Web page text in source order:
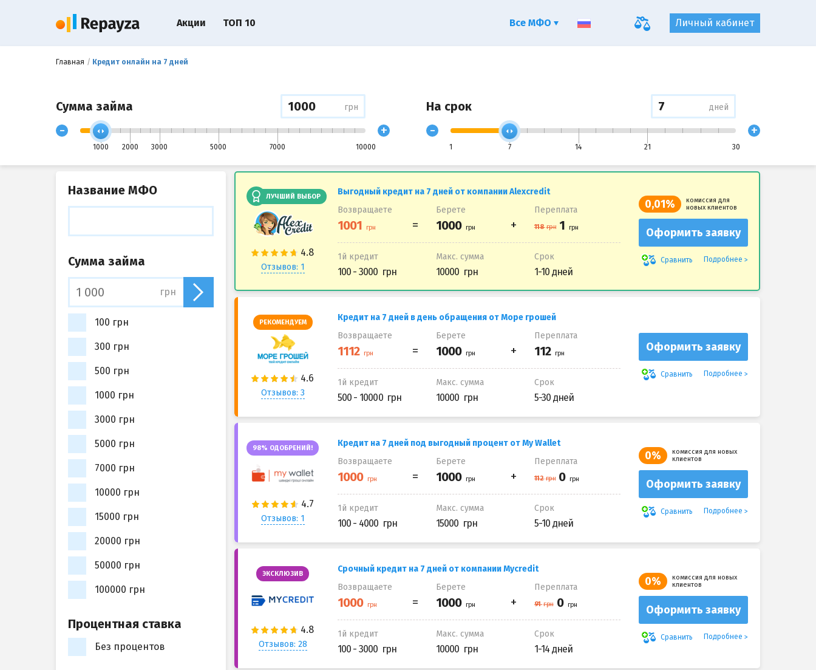
Главная Кредит онлайн на 7 дней
Сумма займа грн
-
1000 2000 3000 5000 7000 10000
+
На срок дней
-
1 7 14 21 30
+
ЛУЧШИЙ ВЫБОР
Отзывов: 1
Выгодный кредит на 7 дней от компании Alexcredit
Возвращаете
Берете Переплата
1й кредит
100 - 3000
Макс. сумма
10000
Срок
1-10 дней
0,01%
комиссия для
новых клиентов
Оформить заявку
Сравнить Подробнее
РЕКОМЕНДУЕМ
Отзывов: 3
Кредит на 7 дней в день обращения от Море грошей
Возвращаете
Берете Переплата
1й кредит
500 - 10000
Макс. сумма
10000
Срок
5-30 дней
Оформить заявку
Сравнить Подробнее
98% ОДОБРЕНИЙ!
Отзывов: 1
Кредит на 7 дней под выгодный процент от My Wallet
Возвращаете
Берете Переплата
1й кредит
100 - 4000
Макс. сумма
15000
Срок
5-10 дней
0%
комиссия для новых
клиентов
Оформить заявку
Сравнить Подробнее
ЭКСКЛЮЗИВ
Отзывов: 28
Срочный кредит на 7 дней от компании Mycredit
Возвращаете
Берете Переплата
1й кредит
100 - 3000
Макс. сумма
10000
Срок
1-14 дней
0%
комиссия для новых
клиентов
Оформить заявку
Сравнить Подробнее
Название МФО
Сумма займа
грн
100 грн
300 грн
500 грн
1000 грн
3000 грн
5000 грн
7000 грн
10000 грн
15000 грн
20000 грн
50000 грн
100000 грн
Процентная ставка
Без процентов
Личный кабинет
Акции ТОП 10 Все МФО